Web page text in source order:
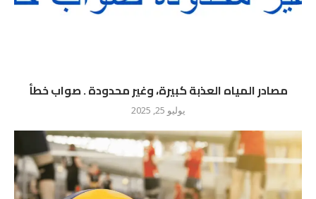
مصادر المياه العذبة كبيرة، وغير محدودة . صواب خطأ
يوليو 25, 2025